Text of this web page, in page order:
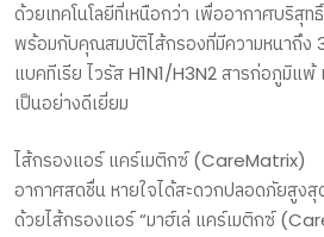
ด้วยเทคโนโลยีที่เหนือกว่า เพื่ออากาศบริสุท
พร้อมกับคุณสมบัติไส้กรองที่มีความหนาถึง
แบคทีเรีย ไวรัส H1N1/H3N2 สารก่อภูมิแ
เป็นอย่างดีเยี่ยม
ไส้กรองแอร์ แคร์เมติกซ์ (CareMatrix)
อากาศสดชื่น หายใจได้สะดวกปลอดภัยสูง
ด้วยไส้กรองแอร์ “มาฮ์เล่ แคร์เมติกซ์